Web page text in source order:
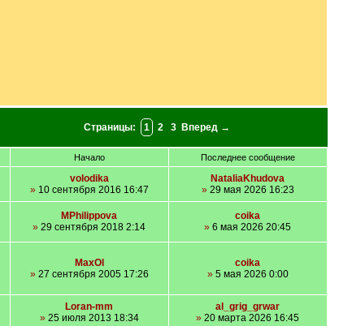
Страницы: 1 2 3 Вперед →
Начало Последнее сообщение
volodika
»10 сентября 2016 16:47
NataliaKhudova
»29 мая 2026 16:23
MPhilippova
» 29 сентября 2018 2:14
coika
» 6 мая 2026 20:45
MaxOl
»27 сентября 2005 17:26
coika
»5 мая 2026 0:00
Loran-mm
»25 июля 2013 18:34
al_grig_grwar
» 20 марта 2026 16:45